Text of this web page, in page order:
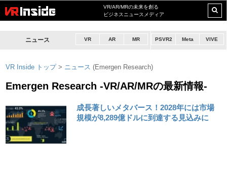
VR/AR/MRの未来を創る
ビジネスニュースメディア
ニュース VR AR MR PSVR2 Meta VIVE
VR Inside トップ > ニュース (Emergen Research)
Emergen Research -VR/AR/MRの最新情報-
成長著しいメタバース！2028年には市場
規模が8,289億ドルに到達する見込みに